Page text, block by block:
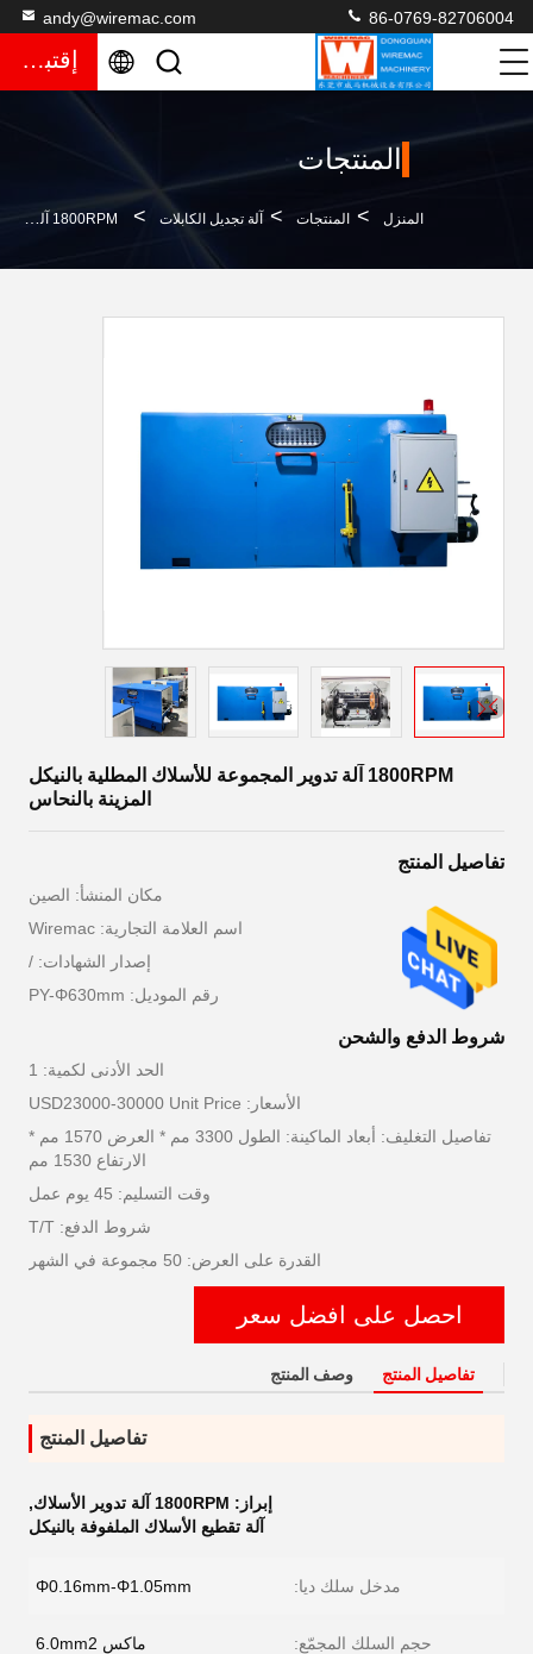
andy@wiremac.com 86-0769-82706004
إقتباس
المنتجات
المنزل > المنتجات > آلة تجديل الكابلات > 1800RPM آلة تدوير المجموعة للأسلاك المطلية بالنيكل المزينة بالنحاس
1800RPM آلة تدوير المجموعة للأسلاك المطلية بالنيكل
المزينة بالنحاس
تفاصيل المنتج
مكان المنشأ: الصين
اسم العلامة التجارية: Wiremac
إصدار الشهادات: /
رقم الموديل: PY-Φ630mm
شروط الدفع والشحن
الحد الأدنى لكمية: 1
الأسعار: USD23000-30000 Unit Price
تفاصيل التغليف: أبعاد الماكينة: الطول 3300 مم * العرض 1570 مم *
الارتفاع 1530 مم
وقت التسليم: 45 يوم عمل
شروط الدفع: T/T
القدرة على العرض: 50 مجموعة في الشهر
احصل على افضل سعر
تفاصيل المنتج وصف المنتج
تفاصيل المنتج
إبراز: 1800RPM آلة تدوير الأسلاك
,
آلة تقطيع الأسلاك الملفوفة بالنيكل
مدخل سلك ديا: Φ0.16mm-Φ1.05mm
حجم السلك المجمّع: ماكس 6.0mm2